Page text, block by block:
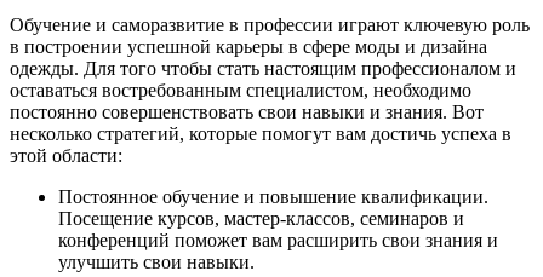
Обучение и саморазвитие в профессии играют ключевую роль
в построении успешной карьеры в сфере моды и дизайна
одежды. Для того чтобы стать настоящим профессионалом и
оставаться востребованным специалистом, необходимо
постоянно совершенствовать свои навыки и знания. Вот
несколько стратегий, которые помогут вам достичь успеха в
этой области:
Постоянное обучение и повышение квалификации.
Посещение курсов, мастер-классов, семинаров и
конференций поможет вам расширить свои знания и
улучшить свои навыки.